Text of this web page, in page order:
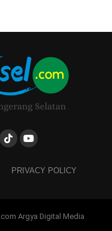
PRIVACY POLICY
Argya Digital Media